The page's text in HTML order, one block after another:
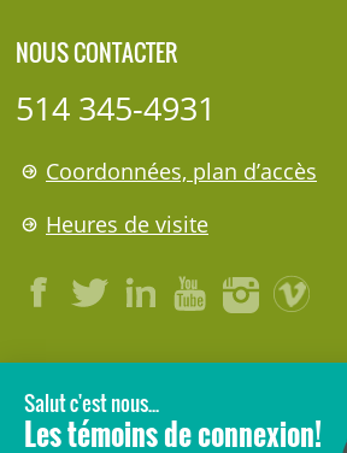
NOUS CONTACTER
514 345-4931
Coordonnées, plan d’accès
Heures de visite
LÉGAL
© 2006-2026CHU Sainte-Justine.